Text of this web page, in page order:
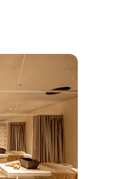
けます。